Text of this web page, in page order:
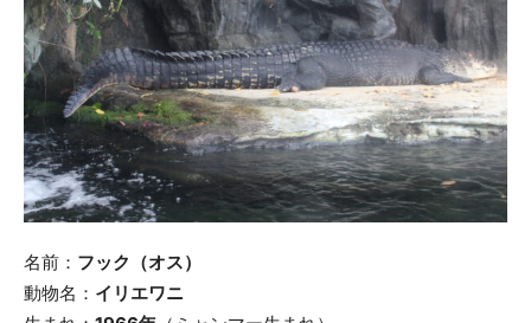
名前： フック（オス）
動物名： イリエワニ